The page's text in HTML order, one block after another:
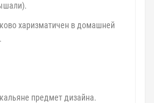
харизматичен в домашней
предмет дизайна.